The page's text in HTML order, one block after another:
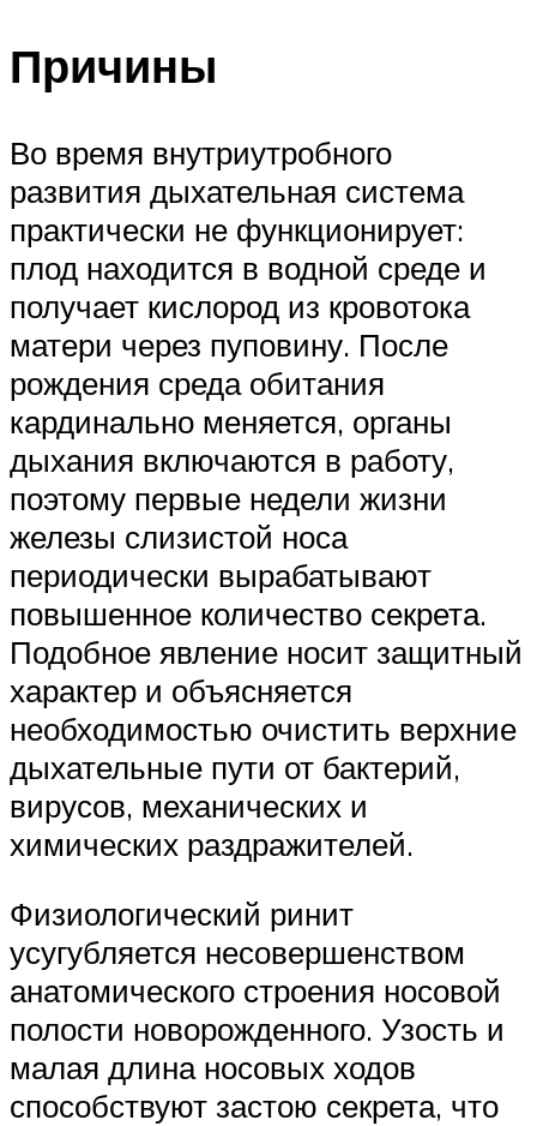
Причины
Во время внутриутробного
развития дыхательная система
практически не функционирует:
плод находится в водной среде и
получает кислород из кровотока
матери через пуповину. После
рождения среда обитания
кардинально меняется, органы
дыхания включаются в работу,
поэтому первые недели жизни
железы слизистой носа
периодически вырабатывают
повышенное количество секрета.
Подобное явление носит защитный
характер и объясняется
необходимостью очистить верхние
дыхательные пути от бактерий,
вирусов, механических и
химических раздражителей.
Физиологический ринит
усугубляется несовершенством
анатомического строения носовой
полости новорожденного. Узость и
малая длина носовых ходов
способствуют застою секрета, что